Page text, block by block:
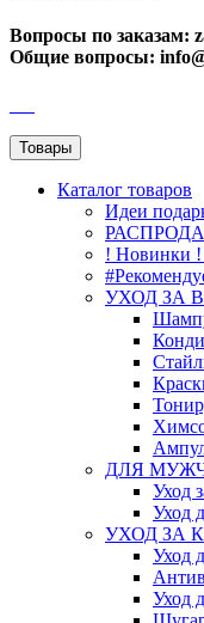
Вопросы по заказам:
Общие вопросы:
Товары
Каталог товаров
Идеи
! Новинки
УХОД ЗА
ДЛЯ
Уход
Уход
УХОД ЗА
Уход
Уход